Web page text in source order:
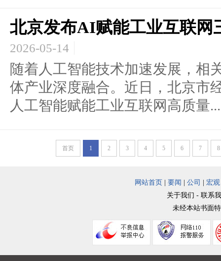
北京发布AI赋能工业互联网
2026-05-14
随着人工智能技术加速发展，相
体产业深度融合。近日，北京市
人工智能赋能工业互联网高质量...
首页 1 2 3 4 5 6 7 8
网站首页 要闻 公司 宏观
关于我们 - 联系
未经本站书面